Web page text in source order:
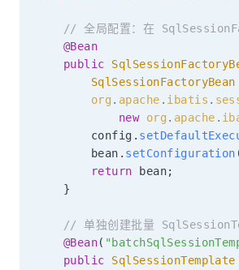
// 全局配置：在
@Bean
public
SqlSessionFactoryBean
org . apache . ibatis .
new
org . apache .
        config
.
        bean
. setConfiguration
return bean;
}
// 单独创建批量
@Bean(
public
SqlSessionTemplate